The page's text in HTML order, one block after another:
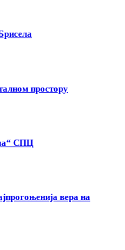
простору
СПЦ
вера на